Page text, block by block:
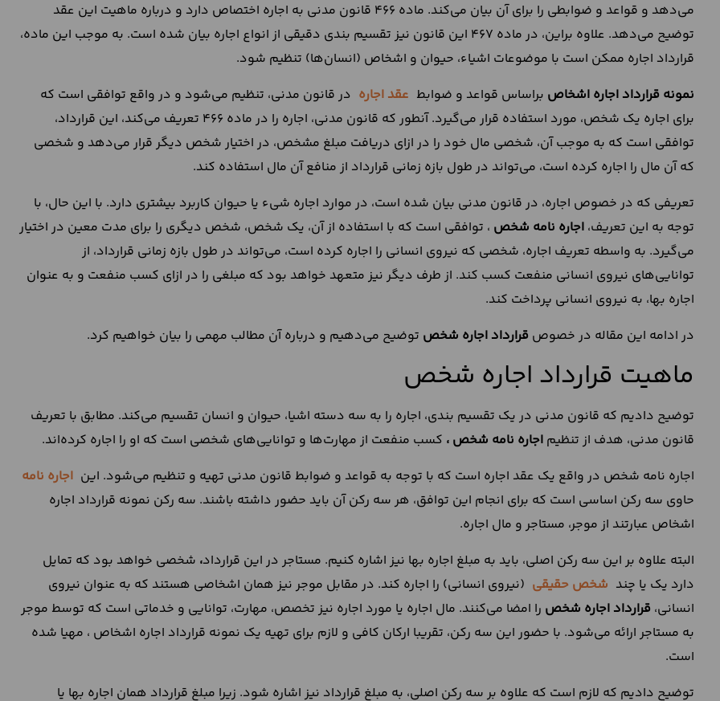
می‌دهد و قواعد و ضوابطی را برای آن بیان می‌کند. ماده 466 قانون مدنی به اجاره اختصاص دارد و درباره ماهیت این عقد
توضیح می‌دهد. علاوه براین، در ماده 467 این قانون نیز تقسیم بندی دقیقی از انواع اجاره بیان شده است. به موجب این ماده،
قرارداد اجاره ممکن است با موضوعات اشیاء، حیوان و اشخاص (انسان‌‌ها) تنظیم شود.
نمونه قرارداد اجاره اشخاص براساس قواعد و ضوابط عقد اجاره در قانون مدنی، تنظیم می‌شود و در واقع توافقی است که
برای اجاره یک شخص، مورد استفاده قرار می‌گیرد. آنطور که قانون مدنی، اجاره را در ماده 466 تعریف می‌کند، این قرارداد،
توافقی است که به موجب آن، شخصی مال خود را در ازای دریافت مبلغ مشخص، در اختیار شخص دیگر قرار می‌دهد و شخصی
که آن مال را اجاره کرده است، می‌تواند در طول بازه زمانی قرارداد از منافع آن مال استفاده کند.
تعریفی که در خصوص اجاره، در قانون مدنی بیان شده است، در موارد اجاره شیء یا حیوان کاربرد بیشتری دارد. با این حال، با
توجه به این تعریف، اجاره نامه شخص ، توافقی است که با استفاده از آن، یک شخص، شخص دیگری را برای مدت معین در اختیار
می‌گیرد. به واسطه تعریف اجاره، شخصی که نیروی انسانی را اجاره کرده است، می‌تواند در طول بازه زمانی قرارداد، از
توانایی‌‌های نیروی انسانی منفعت کسب کند. از طرف دیگر نیز متعهد خواهد بود که مبلغی را در ازای کسب منفعت و به عنوان
اجاره بها، به نیروی انسانی پرداخت کند.
در ادامه این مقاله در خصوص قرارداد اجاره شخص توضیح می‌دهیم و درباره آن مطالب مهمی را بیان خواهیم کرد.
ماهیت قرارداد اجاره شخص
توضیح دادیم که قانون مدنی در یک تقسیم بندی، اجاره را به سه دسته اشیا، حیوان و انسان تقسیم می‌کند. مطابق با تعریف
قانون مدنی، هدف از تنظیم اجاره نامه شخص ، کسب منفعت از مهارت‌ها و توانایی‌های شخصی است که او را اجاره کرده‌اند.
اجاره نامه شخص در واقع یک عقد اجاره است که با توجه به قواعد و ضوابط قانون مدنی تهیه و تنظیم می‌شود. این اجاره نامه
حاوی سه رکن اساسی است که برای انجام این توافق، هر سه رکن آن باید حضور داشته باشند. سه رکن نمونه قرارداد اجاره
اشخاص عبارتند از موجر، مستاجر و مال اجاره.
البته علاوه بر این سه رکن اصلی، باید به مبلغ اجاره بها نیز اشاره کنیم. مستاجر در این قرارداد، شخصی خواهد بود که تمایل
دارد یک یا چند شخص حقیقی (نیروی انسانی) را اجاره کند. در مقابل موجر نیز همان اشخاصی هستند که به عنوان نیروی
انسانی، قرارداد اجاره شخص را امضا می‌کنند. مال اجاره یا مورد اجاره نیز تخصص، مهارت، توانایی و خدماتی است که توسط موجر
به مستاجر ارائه می‌شود. با حضور این سه رکن، تقریبا ارکان کافی و لازم برای تهیه یک نمونه قرارداد اجاره اشخاص ، مهیا شده
است.
توضیح دادیم که لازم است که علاوه بر سه رکن اصلی، به مبلغ قرارداد نیز اشاره شود. زیرا مبلغ قرارداد همان اجاره بها یا